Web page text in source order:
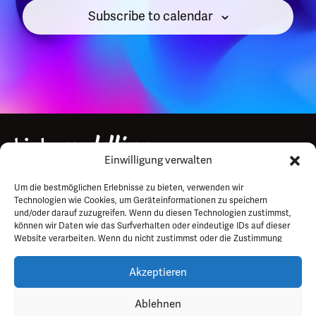
Einwilligung verwalten
Um die bestmöglichen Erlebnisse zu bieten, verwenden wir
Technologien wie Cookies, um Geräteinformationen zu speichern
und/oder darauf zuzugreifen. Wenn du diesen Technologien zustimmst,
können wir Daten wie das Surfverhalten oder eindeutige IDs auf dieser
Website verarbeiten. Wenn du nicht zustimmst oder die Zustimmung
Akzeptieren
Ablehnen
Subscribe to calendar
Impressum
Datenschutz
FAQ
Kontakt